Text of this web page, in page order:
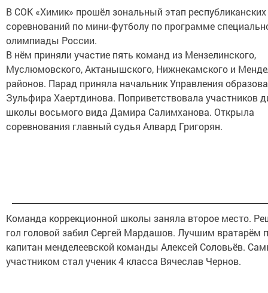
В СОК «Химик» прошёл зональный этап республиканских
соревнований по мини-футболу по программе
олимпиады России.
В нём приняли участие пять команд из Мензелинского,
Муслюмовского, Актанышского, Нижнекамского и
районов. Парад приняла начальник Управления
Зульфира Хаертдинова. Поприветствовала участников
школы восьмого вида Дамира Салимханова. Открыла
соревнования главный судья Алвард Григорян.
Команда коррекционной школы заняла второе место.
гол головой забил Сергей Мардашов. Лучшим вратарём
капитан менделеевской команды Алексей Соловьёв.
участником стал ученик 4 класса Вячеслав Чернов.